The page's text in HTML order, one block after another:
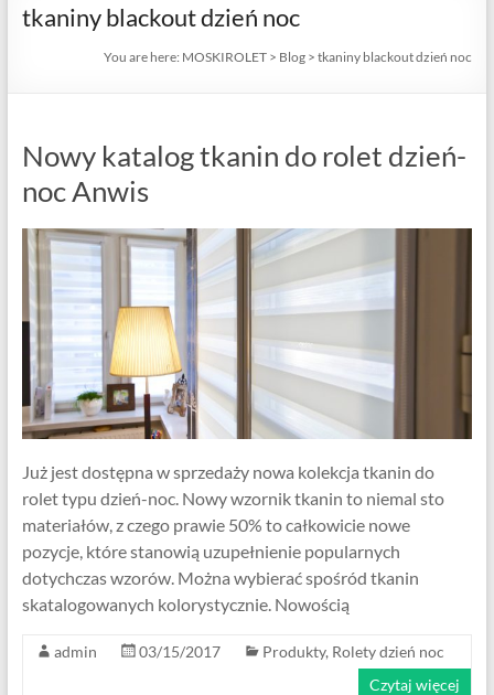
tkaniny blackout dzień noc
You are here: MOSKIROLET > Blog >tkaniny blackout dzień noc
Nowy katalog tkanin do rolet dzień-
noc Anwis
Już jest dostępna w sprzedaży nowa kolekcja tkanin do
rolet typu dzień-noc. Nowy wzornik tkanin to niemal sto
materiałów, z czego prawie 50% to całkowicie nowe
pozycje, które stanowią uzupełnienie popularnych
dotychczas wzorów. Można wybierać spośród tkanin
skatalogowanych kolorystycznie. Nowością
admin 03/15/2017 Produkty, Rolety dzień noc
Czytaj więcej